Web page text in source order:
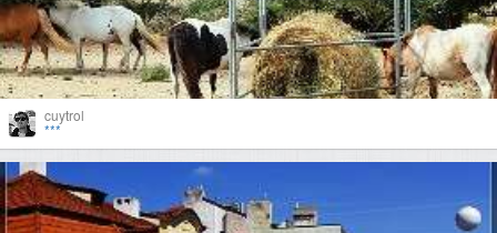
cuytrol
***